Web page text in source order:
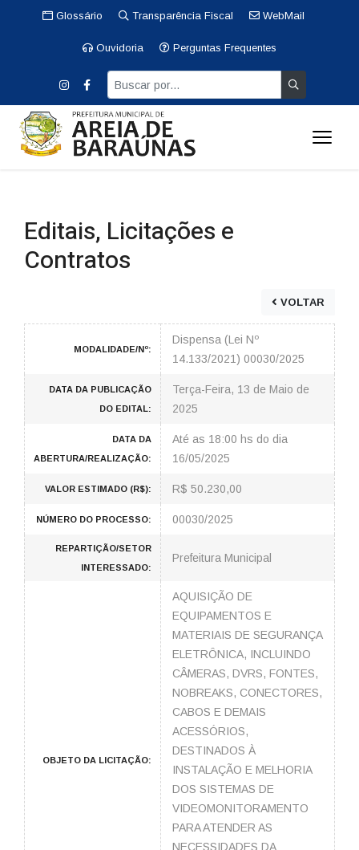
Glossário Transparência Fiscal WebMail
Ouvidoria Perguntas Frequentes
Editais, Licitações e
Contratos
VOLTAR
MODALIDADE/Nº:
Dispensa (Lei Nº
14.133/2021) 00030/2025
DATA DA PUBLICAÇÃO
DO EDITAL:
Terça-Feira, 13 de Maio de
2025
DATA DA
ABERTURA/REALIZAÇÃO:
Até as 18:00 hs do dia
16/05/2025
VALOR ESTIMADO (R$): R$ 50.230,00
NÚMERO DO PROCESSO: 00030/2025
REPARTIÇÃO/SETOR
INTERESSADO:
Prefeitura Municipal
OBJETO DA LICITAÇÃO:
AQUISIÇÃO DE
EQUIPAMENTOS E
MATERIAIS DE SEGURANÇA
ELETRÔNICA, INCLUINDO
CÂMERAS, DVRS, FONTES,
NOBREAKS, CONECTORES,
CABOS E DEMAIS
ACESSÓRIOS,
DESTINADOS À
INSTALAÇÃO E MELHORIA
DOS SISTEMAS DE
VIDEOMONITORAMENTO
PARA ATENDER AS
NECESSIDADES DA